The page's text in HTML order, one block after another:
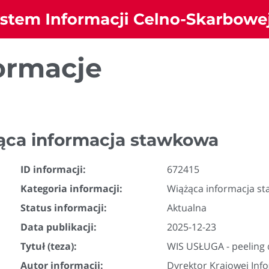
informacja stawkowa
ID informacji:
672415
Kategoria informacji:
Wiążąca informacja
Status informacji:
Aktualna
Data publikacji:
2025-12-23
Tytuł (teza):
WIS USŁUGA -
Autor informacji:
Dyrektor Krajowej